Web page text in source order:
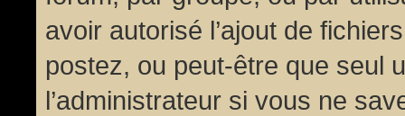
avoir autorisé l’ajout de
postez, ou peut-être que seul
l’administrateur si vous ne